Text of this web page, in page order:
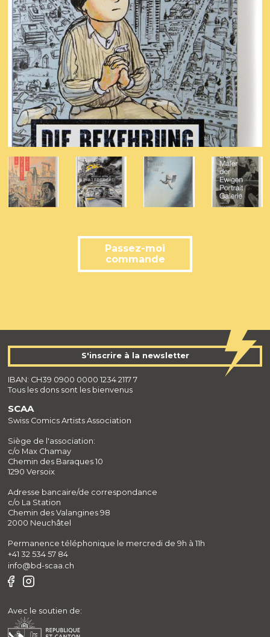
Passez-moi
commande
SCAA
Swiss Comics Artists Association
Siège de l'association:
c/o Max Chamay
Chemin des Baraques 10
1290 Versoix
Adresse bancaire/de correspondance
c/o La Station
Chemin des Valangines 98
2000 Neuchâtel
Permanence téléphonique le mercredi de 9h à 11h
+41 32 534 57 84
info@bd-scaa.ch
Avec le soutien de:
S'inscrire à la newsletter
IBAN: CH39 0900 0000 1234 2117 7
Tous les dons sont les bienvenus